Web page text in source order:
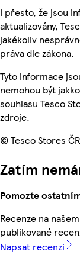
I přesto, že jsou
aktualizovány,
jakékoliv
práva dle zákona.
Tyto informace
nemohou být
souhlasu Tesco
zdroje.
© Tesco Stores
Zatím
Pomozte
Recenze na
publikované
Napsat recenzi